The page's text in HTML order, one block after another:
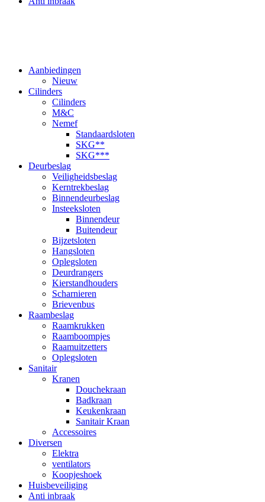
Aanbiedingen
Nieuw
Cilinders
Cilinders
M&C
Nemef
Standaardsloten
SKG**
SKG***
Deurbeslag
Veiligheidsbeslag
Kerntrekbeslag
Binnendeurbeslag
Insteeksloten
Binnendeur
Buitendeur
Bijzetsloten
Hangsloten
Oplegsloten
Deurdrangers
Kierstandhouders
Scharnieren
Brievenbus
Raambeslag
Raamkrukken
Raamboompjes
Raamuitzetters
Oplegsloten
Sanitair
Kranen
Douchekraan
Badkraan
Keukenkraan
Sanitair Kraan
Accessoires
Diversen
Elektra
ventilators
Koopjeshoek
Huisbeveiliging
Anti inbraak